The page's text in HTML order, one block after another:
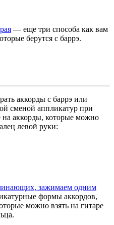
— еще три способа как вам
берутся с баррэ.
аккорды с баррэ или
сменой аппликатур при
на аккорды, которые можно
левой руки:
зажимаем одним
формы аккордов,
можно взять на гитаре